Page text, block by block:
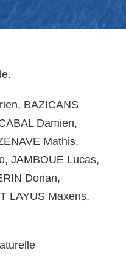
BAZICANS
Damien,
Mathis,
JAMBOUE Lucas,
Dorian,
LAYUS Maxens,